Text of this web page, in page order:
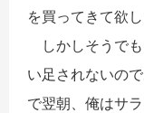
を買ってきて欲
しかしそうで
い足されないの
で翌朝、俺はサ